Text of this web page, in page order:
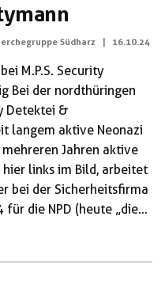
Südharz | 16.10.24
M.P.S. Security
Bei der nordthüringen
Detektei &
langem aktive Neonazi
Jahren aktive
hier links im Bild, arbeitet
bei der Sicherheitsfirma
für die NPD (heute „die